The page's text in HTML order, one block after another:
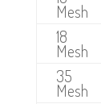
Mesh
18
Mesh
35
Mesh